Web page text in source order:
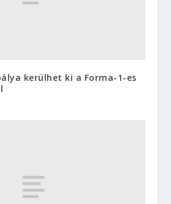
kerülhet ki a Forma-1-es